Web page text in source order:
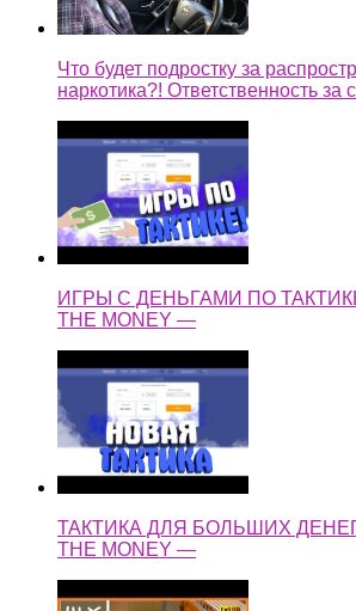
Что будет подростку за
наркотика?! Ответственность
ИГРЫ С ДЕНЬГАМИ ПО
THE MONEY —
ТАКТИКА ДЛЯ БОЛЬШИХ ДЕНЕГ!
THE MONEY —